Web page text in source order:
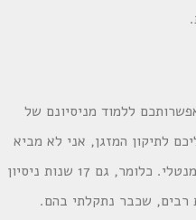
ללמוד מניסיונם של
לתיקון המזגן, אני לא מביא
איתי רק ארגז כלים פיזי, אלא גם מנטלי. כלומר, גם 17 שנות ניסיון
רבים, שכבר נתקלתי בהם.